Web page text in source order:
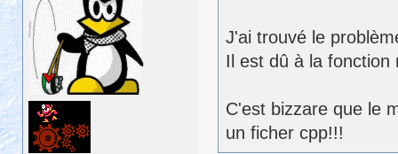
J'ai trouvé le
Il est dû à la fonction
C'est bizzare que le
un ficher cpp!!!